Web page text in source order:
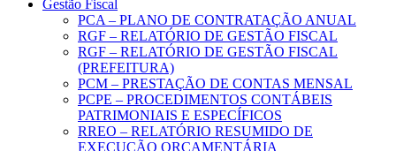
Gestão Fiscal
PCA – PLANO DE CONTRATAÇÃO ANUAL
RGF – RELATÓRIO DE GESTÃO FISCAL
RGF – RELATÓRIO DE GESTÃO FISCAL
(PREFEITURA)
PCM – PRESTAÇÃO DE CONTAS MENSAL
PCPE – PROCEDIMENTOS CONTÁBEIS
PATRIMONIAIS E ESPECÍFICOS
RREO – RELATÓRIO RESUMIDO DE
EXECUÇÃO ORÇAMENTÁRIA